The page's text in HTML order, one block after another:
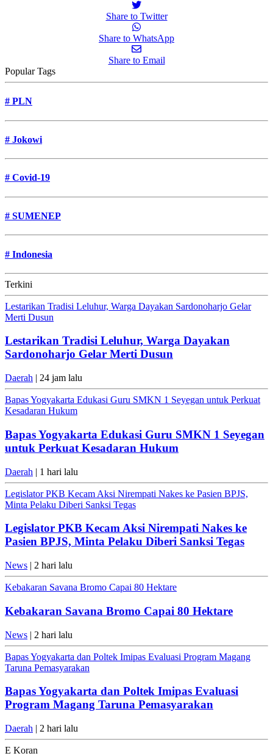
Share to Twitter
Share to WhatsApp
Share to Email
Popular Tags
# PLN
# Jokowi
# Covid-19
# SUMENEP
# Indonesia
Terkini
Lestarikan Tradisi Leluhur, Warga Dayakan Sardonoharjo Gelar
Merti Dusun
Lestarikan Tradisi Leluhur, Warga Dayakan
Sardonoharjo Gelar Merti Dusun
Daerah | 24 jam lalu
Bapas Yogyakarta Edukasi Guru SMKN 1 Seyegan untuk Perkuat
Kesadaran Hukum
Bapas Yogyakarta Edukasi Guru SMKN 1 Seyegan
untuk Perkuat Kesadaran Hukum
Daerah | 1 hari lalu
Legislator PKB Kecam Aksi Nirempati Nakes ke Pasien BPJS,
Minta Pelaku Diberi Sanksi Tegas
Legislator PKB Kecam Aksi Nirempati Nakes ke
Pasien BPJS, Minta Pelaku Diberi Sanksi Tegas
News | 2 hari lalu
Kebakaran Savana Bromo Capai 80 Hektare
Kebakaran Savana Bromo Capai 80 Hektare
News | 2 hari lalu
Bapas Yogyakarta dan Poltek Imipas Evaluasi Program Magang
Taruna Pemasyarakan
Bapas Yogyakarta dan Poltek Imipas Evaluasi
Program Magang Taruna Pemasyarakan
Daerah | 2 hari lalu
E Koran